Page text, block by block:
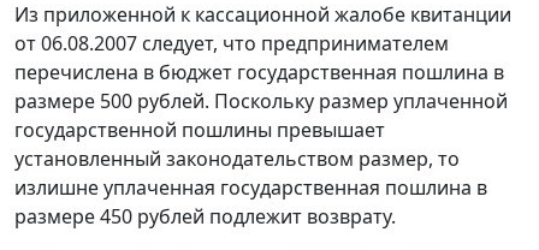
Из приложенной к кассационной жалобе квитанции
от 06.08.2007 следует, что предпринимателем
перечислена в бюджет государственная пошлина в
размере 500 рублей. Поскольку размер уплаченной
государственной пошлины превышает
установленный законодательством размер, то
излишне уплаченная государственная пошлина в
размере 450 рублей подлежит возврату.